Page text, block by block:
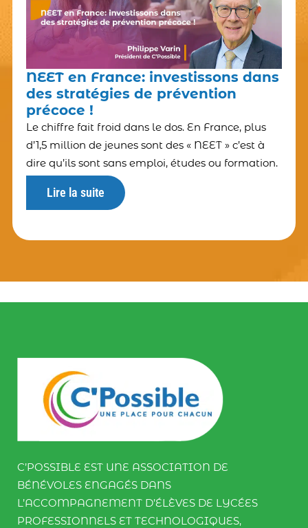
NEET en France: investissons dans
des stratégies de prévention
précoce !
Le chiffre fait froid dans le dos. En France, plus
d’1,5 million de jeunes sont des « NEET » c’est à
dire qu’ils sont sans emploi, études ou formation.
Lire la suite
C’POSSIBLE EST UNE ASSOCIATION DE
BÉNÉVOLES ENGAGÉS DANS
L’ACCOMPAGNEMENT D’ÉLÈVES DE LYCÉES
PROFESSIONNELS ET TECHNOLOGIQUES,